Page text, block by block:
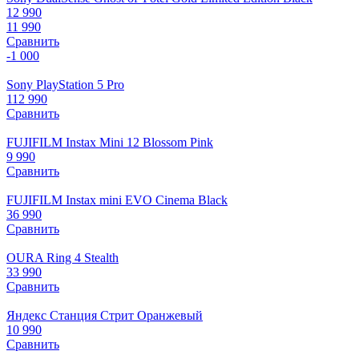
12 990
11 990
Сравнить
-1 000
Sony PlayStation 5 Pro
112 990
Сравнить
FUJIFILM Instax Mini 12 Blossom Pink
9 990
Сравнить
FUJIFILM Instax mini EVO Cinema Black
36 990
Сравнить
OURA Ring 4 Stealth
33 990
Сравнить
Яндекс Станция Стрит Оранжевый
10 990
Сравнить